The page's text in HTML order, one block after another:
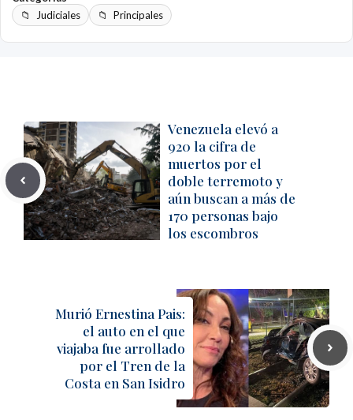
Judiciales
Principales
Venezuela elevó a
920 la cifra de
muertos por el
doble terremoto y
aún buscan a más de
170 personas bajo
los escombros
Murió Ernestina Pais:
el auto en el que
viajaba fue arrollado
por el Tren de la
Costa en San Isidro